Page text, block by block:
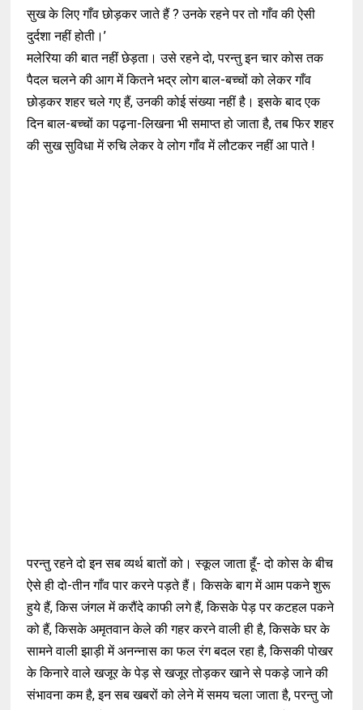
सुख के लिए गाँव छोड़कर जाते हैं ? उनके रहने पर तो गाँव की ऐसी
दुर्दशा नहीं होती।’
मलेरिया की बात नहीं छेड़ता। उसे रहने दो, परन्तु इन चार कोस तक
पैदल चलने की आग में कितने भद्र लोग बाल-बच्चों को लेकर गाँव
छोड़कर शहर चले गए हैं, उनकी कोई संख्या नहीं है। इसके बाद एक
दिन बाल-बच्चों का पढ़ना-लिखना भी समाप्त हो जाता है, तब फिर शहर
की सुख सुविधा में रुचि लेकर वे लोग गाँव में लौटकर नहीं आ पाते !
परन्तु रहने दो इन सब व्यर्थ बातों को। स्कूल जाता हूँ- दो कोस के बीच
ऐसे ही दो-तीन गाँव पार करने पड़ते हैं। किसके बाग में आम पकने शुरू
हुये हैं, किस जंगल में करौंदे काफी लगे हैं, किसके पेड़ पर कटहल पकने
को हैं, किसके अमृतवान केले की गहर करने वाली ही है, किसके घर के
सामने वाली झाड़ी में अनन्नास का फल रंग बदल रहा है, किसकी पोखर
के किनारे वाले खजूर के पेड़ से खजूर तोड़कर खाने से पकड़े जाने की
संभावना कम है, इन सब खबरों को लेने में समय चला जाता है, परन्तु जो